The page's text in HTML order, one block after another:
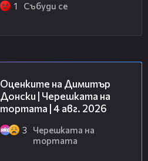
1 Събуди се
Оценките на Димитър
Донски | Черешката на
тортата | 4 авг. 2026
3
Черешката на
тортата